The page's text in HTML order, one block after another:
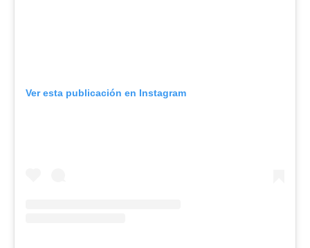
Ver esta publicación en Instagram